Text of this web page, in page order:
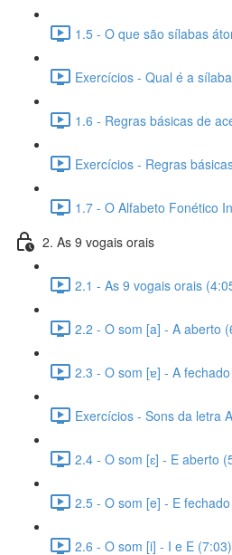
1.5 - O que são sílabas
Exercícios - Qual é a
1.6 - Regras básicas de
Exercícios - Regras
1.7 - O Alfabeto Fonético
2. As 9 vogais orais
2.1 - As 9 vogais orais
2.2 - O som [a] - A aberto
2.3 - O som [ɐ] - A
Exercícios - Sons da letra
2.4 - O som [ɛ] - E aberto
2.5 - O som [e] - E
2.6 - O som [i] - I e E (7:03)